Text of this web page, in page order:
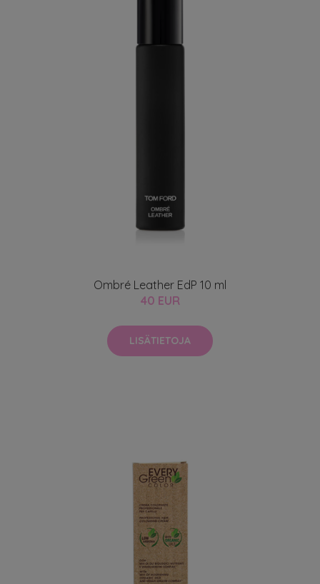
Ombré Leather EdP 10 ml
40 EUR
LISÄTIETOJA